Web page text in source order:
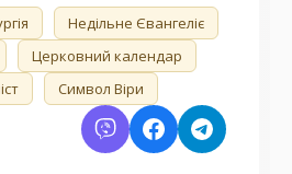
чесного славного пророка,
Господнього Іоана.
Недільне Євангеліє
Церковний календар
Символ Віри